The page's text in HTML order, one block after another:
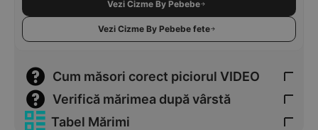
Vezi Cizme By Pebebe
Vezi Cizme By Pebebe fete
Cum măsori corect piciorul VIDEO
Verifică mărimea după vârstă
Tabel Mărimi